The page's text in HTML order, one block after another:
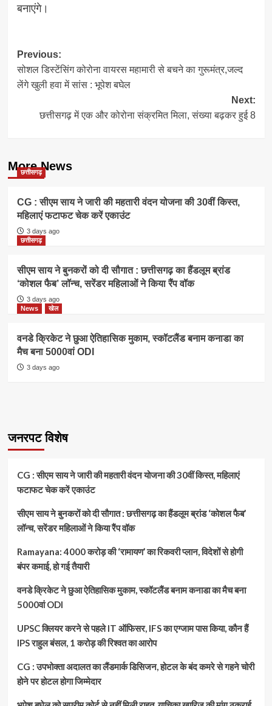
बनाएंगे।
Post
navigation
Previous:
सोशल डिस्टेंसिंग कोरोना वायरस महामारी से बचने का गुरूमंत्र,जल्द
लेंगे खुली हवा में सांस : भूपेश बघेल
Next:
छत्तीसगढ़ में एक और कोरोना संक्रमित मिला, संख्या बढ़कर हुई 8
More News
छत्तीसगढ़
CG : सीएम साय ने जारी की महतारी वंदन योजना की 30वीं किस्त,
महिलाएं फटाफट चेक करें एकाउंट
3 days ago
छत्तीसगढ़
सीएम साय ने बुनकरों को दी सौगात : छत्तीसगढ़ का हैंडलूम ब्रांड
‘कोशल फैब’ लॉन्च, सरेंडर महिलाओं ने किया रैंप वॉक
3 days ago
News
खेल
वनडे क्रिकेट ने छुआ ऐतिहासिक मुकाम, स्कॉटलैंड बनाम कनाडा का
मैच बना 5000वां ODI
3 days ago
जनरपट विशेष
CG : सीएम साय ने जारी की महतारी वंदन योजना की 30वीं किस्त, महिलाएं
फटाफट चेक करें एकाउंट
सीएम साय ने बुनकरों को दी सौगात : छत्तीसगढ़ का हैंडलूम ब्रांड ‘कोशल फैब’
लॉन्च, सरेंडर महिलाओं ने किया रैंप वॉक
Ramayana: 4000 करोड़ की ‘रामायण’ का रिकवरी प्लान, विदेशों से होगी
बंपर कमाई, हो गई तैयारी
वनडे क्रिकेट ने छुआ ऐतिहासिक मुकाम, स्कॉटलैंड बनाम कनाडा का मैच बना
5000वां ODI
UPSC क्लियर करने से पहले IT ऑफिसर, IFS का एग्जाम पास किया, कौन हैं
IPS राहुल बंसल, 1 करोड़ की रिश्वत का आरोप
CG : उपभोक्ता अदालत का लैंडमार्क डिसिजन, होटल के बंद कमरे से गहने चोरी
होने पर होटल होगा जिम्मेदार